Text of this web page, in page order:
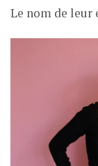
Le nom de leur